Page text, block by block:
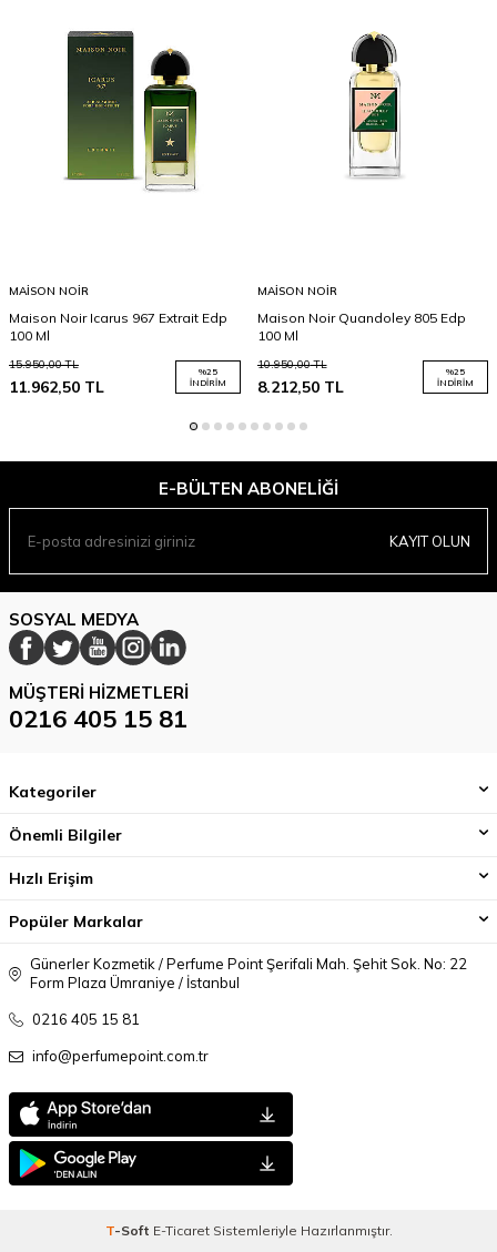
MAISON NOIR
Maison Noir Icarus 967 Extrait Edp
100 Ml
15.950,00TL
11.962,50 TL
%25
İNDIRIM
MAISON NOIR
Maison Noir Quandoley 805 Edp
100 Ml
10.950,00TL
8.212,50TL
%25
İNDIRIM
E-BÜLTEN ABONELIĞI
KAYIT OLUN
SOSYAL MEDYA
MÜŞTERI HIZMETLERI
0216 405 15 81
Kategoriler
Önemli Bilgiler
Hızlı Erişim
Popüler Markalar
Günerler Kozmetik / Perfume Point Şerifali Mah. Şehit Sok. No: 22
Form Plaza Ümraniye / İstanbul
0216 405 15 81
info@perfumepoint.com.tr
T-Soft E-TicaretSistemleriyle Hazırlanmıştır.